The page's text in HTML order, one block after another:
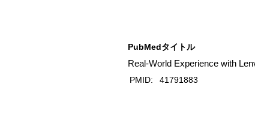
PubMedタイトル
Real-World Experience with
PMID: 41791883